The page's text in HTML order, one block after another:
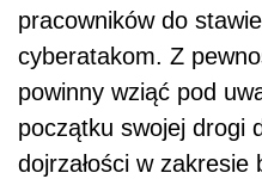
pracowników do
cyberatakom. Z
powinny wziąć pod
początku swojej drogi
dojrzałości w zakresie